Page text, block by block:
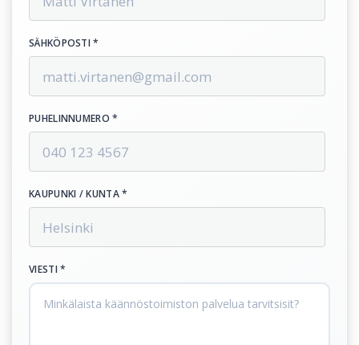
SÄHKÖPOSTI *
PUHELINNUMERO *
KAUPUNKI / KUNTA *
VIESTI *